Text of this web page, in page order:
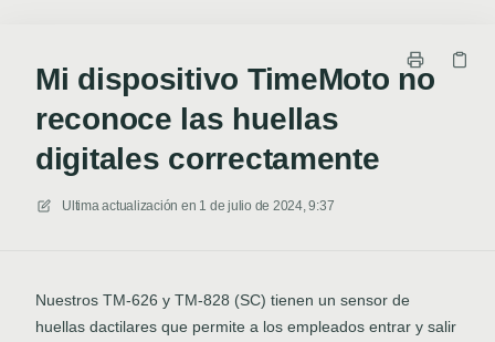
Mi dispositivo TimeMoto no
reconoce las huellas
digitales correctamente
Ultima actualización en 1 de julio de 2024, 9:37
Nuestros TM-626 y TM-828 (SC) tienen un sensor de
huellas dactilares que permite a los empleados entrar y salir